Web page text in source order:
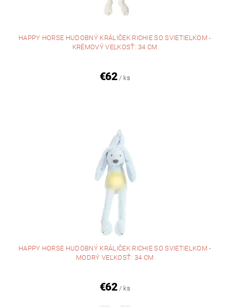
HAPPY HORSE HUDOBNÝ KRÁLIČEK RICHIE SO SVIETIELKOM -
KRÉMOVÝ VEĽKOSŤ: 34 CM
€62 / ks
HAPPY HORSE HUDOBNÝ KRÁLIČEK RICHIE SO SVIETIELKOM -
MODRÝ VEĽKOSŤ: 34 CM
€62 / ks